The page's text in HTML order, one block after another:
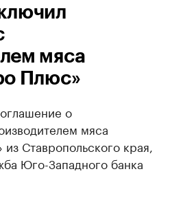
мяса
Плюс»
о
мяса
Ставропольского края,
Юго-Западного банка